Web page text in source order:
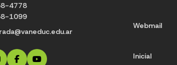
4778
1099
Webmail
Inicial